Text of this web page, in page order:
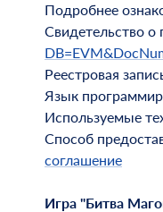
Подробнее
Свидетельство
Реестровая
Язык
Используемые
Способ
соглашение
Игра "Битва